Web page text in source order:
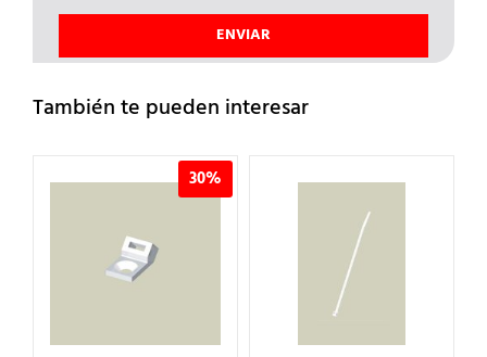
También te pueden interesar